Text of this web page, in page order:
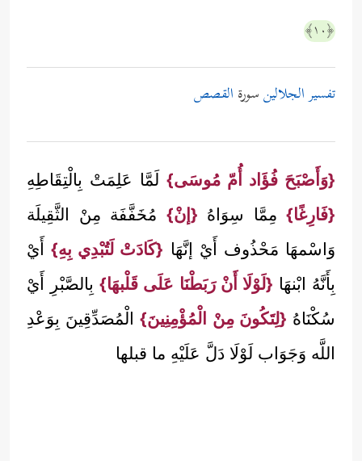
﴿١٠﴾
تفسير الجلالينسورة القصص
{وَأَصْبَحَ فُؤَاد أُمّ مُوسَى} لَمَّا عَلِمَتْ بِالْتِقَاطِهِ
{فَارِغًا} مِمَّا سِوَاهُ {إنْ} مُخَفَّفَة مِنْ الثَّقِيلَة
وَاسْمهَا مَحْذُوف أَيْ إنَّهَا {كَادَتْ لَتُبْدِي بِهِ}أَيْ
بِأَنَّهُ ابْنهَا {لَوْلَا أَنْ رَبَطْنَا عَلَى قَلْبهَا}بِالصَّبْرِ أَيْ
سُكْنَاهُ {لِتَكُونَ مِنْ الْمُؤْمِنِينَ}الْمُصَدِّقِينَ بِوَعْدِ
اللَّه وَجَوَاب لَوْلَا دَلَّ عَلَيْهِ ما قبلها